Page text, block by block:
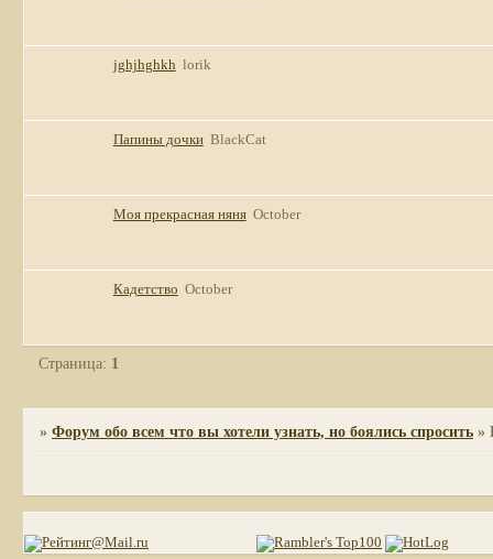
jghjhghkh lorik
Папины дочки BlackCat
Моя прекрасная няня October
Кадетство October
Страница: 1
»Форум обо всем что вы хотели узнать, но боялись спросить »